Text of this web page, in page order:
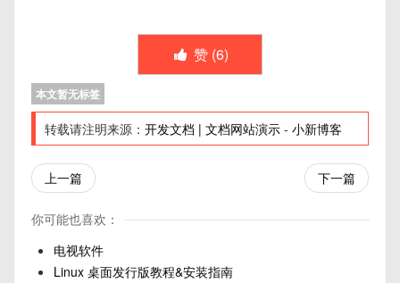
赞 (6)
本文暂无标签
转载请注明来源： 开发文档 | 文档网站演示 - 小新博客
上一篇 下一篇
你可能也喜欢：
电视软件
Linux 桌面发行版教程&安装指南